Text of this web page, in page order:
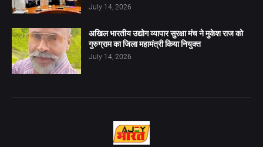
July 14, 2026
अखिल भारतीय उद्योग व्यापार सुरक्षा मंच ने मुकेश राज को
गुरुग्राम का जिला महामंत्री किया नियुक्त
July 14, 2026